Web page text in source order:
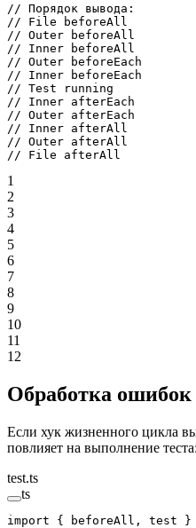
// Порядок вывода:
// File beforeAll
// Outer beforeAll
// Inner beforeAll
// Outer beforeEach
// Inner beforeEach
// Test running
// Inner afterEach
// Outer afterEach
// Inner afterAll
// Outer afterAll
// File afterAll
1
2
3
4
5
6
7
8
9
10
11
12
Обработка ошибок
Если хук жизненного цикла
повлияет на выполнение теста:
test.ts
ts
import { beforeAll, test }